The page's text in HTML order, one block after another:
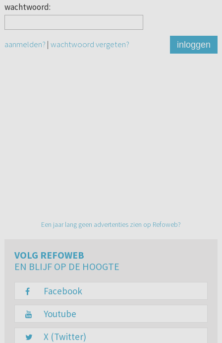
wachtwoord:
aanmelden? | wachtwoord vergeten? inloggen
Een jaar lang geen advertenties zien op Refoweb?
VOLG REFOWEB
EN BLIJF OP DE HOOGTE
Facebook
Youtube
X (Twitter)